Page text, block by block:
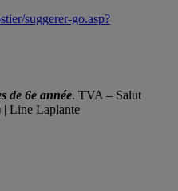
suggerer-go.asp?
de 6e année. TVA – Salut
| Line Laplante